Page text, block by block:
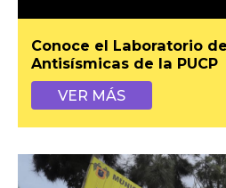
Conoce el Laboratorio
Antisísmicas de la PUCP
VER MÁS